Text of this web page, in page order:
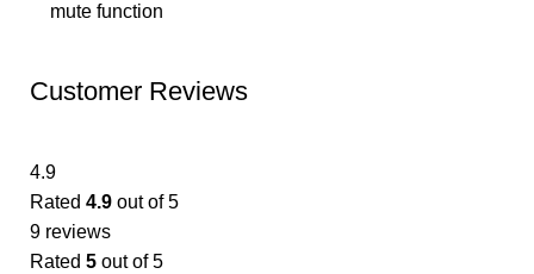
mute function
Customer Reviews
4.9
Rated 4.9 out of 5
9 reviews
Rated 5 out of 5